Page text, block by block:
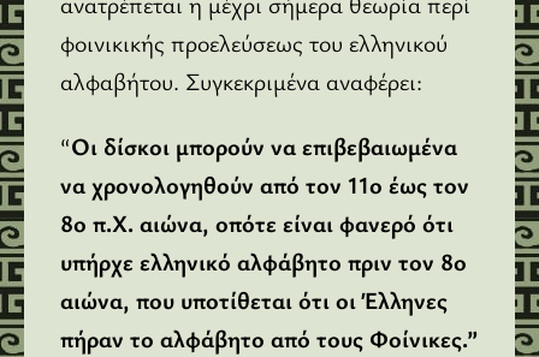
φοινικικής προελεύσεως του ελληνικού
αλφαβήτου. Συγκεκριμένα αναφέρει:
“Oι δίσκοι μπορούν να επιβεβαιωμένα
να χρονολογηθούν από τον 11ο έως τον
8ο π.X. αιώνα, οπότε είναι φανερό ότι
υπήρχε ελληνικό αλφάβητο πριν τον 8ο
αιώνα, που υποτίθεται ότι οι Έλληνες
πήραν το αλφάβητο από τους Φοίνικες.”